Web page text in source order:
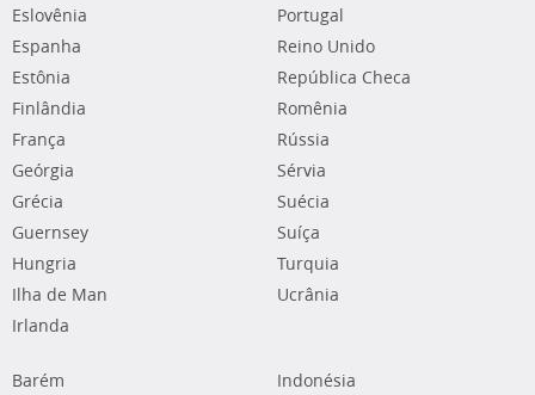
Eslovênia
Espanha
Estônia
Finlândia
França
Geórgia
Grécia
Guernsey
Hungria
Ilha de Man
Irlanda
Portugal
Reino Unido
República Checa
Romênia
Rússia
Sérvia
Suécia
Suíça
Turquia
Ucrânia
Barém
Indonésia